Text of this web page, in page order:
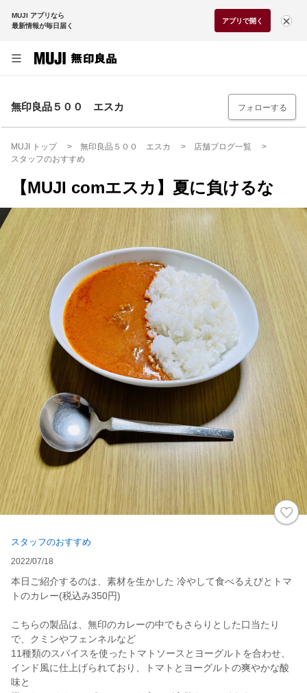
MUJI アプリなら
最新情報が毎日届く
アプリで開く
無印良品５００ エスカ フォローする
MUJI トップ 無印良品５００ エスカ
店舗ブログ一覧
スタッフのおすすめ
【MUJI comエスカ】夏に負けるな
スタッフのおすすめ
2022/07/18
本日ご紹介するのは、素材を生かした 冷やして食べるえびとトマ
トのカレー(税込み350円)
こちらの製品は、無印のカレーの中でもさらりとした口当たり
で、クミンやフェンネルなど
11種類のスパイスを使ったトマトソースとヨーグルトを合わせ、
インド風に仕上げられており、トマトとヨーグルトの爽やかな酸
味と